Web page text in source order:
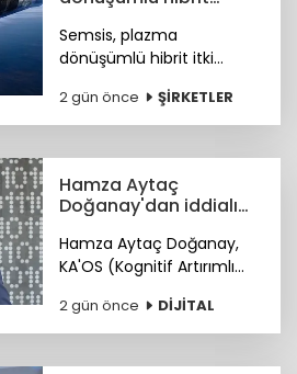
Semsis, plazma
dönüşümlü hibrit itki
teknik ayrıntıları duyurdu.
2 gün önce ŞİRKETLER
Hamza Aytaç
Doğanay'dan iddialı
Hamza Aytaç Doğanay,
KA'OS (Kognitif Artırımlı
siber güvenlik yazılımları
konusunda iddialı.
2 gün önce DİJİTAL